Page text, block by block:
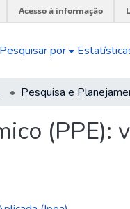
Acesso à informação
Pesquisar por
(PPE):